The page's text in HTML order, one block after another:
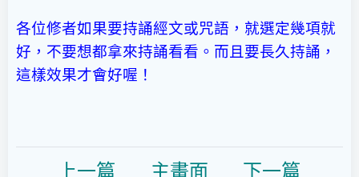
各位修者如果要持誦經文或咒語，就選定幾項就
好，不要想都拿來持誦看看。而且要長久持誦，
這樣效果才會好喔！
上一篇 主畫面 下一篇